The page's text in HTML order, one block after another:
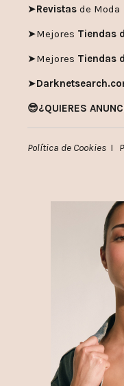
➤Revistas de Moda
➤Mejores Tiendas
➤Mejores Tiendas
➤
😎¿QUIERES
Política de Cookies I